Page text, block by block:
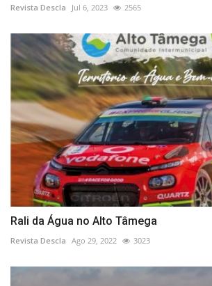
Revista Descla Jul 6, 2023 2565
Rali da Água no Alto Tâmega
Revista Descla Ago 29, 2022 3023